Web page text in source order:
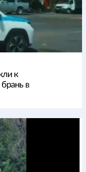
к
в